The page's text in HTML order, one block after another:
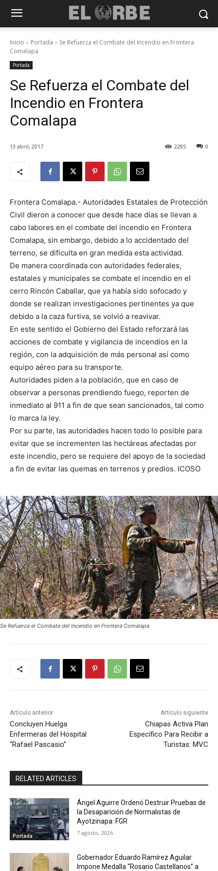
Inicio Portada
Se Refuerza el Combate del Incendio en Frontera
Comalapa
Portada
Se Refuerza el Combate del
Incendio en Frontera
Comalapa
13 abril, 2017 0
2285
Frontera Comalapa.- Autoridades Estatales de Protección
Civil dieron a conocer que desde hace días se llevan a
cabo labores en el combate del incendio en Frontera
Comalapa, sin embargo, debido a lo accidentado del
terreno, se dificulta en gran medida esta actividad.
De manera coordinada con autoridades federales,
estatales y municipales se combate el incendio en el
cerro Rincón Caballar, que ya había sido sofocado y
donde se realizan investigaciones pertinentes ya que
debido a la caza furtiva, se volvió a reavivar.
En este sentido el Gobierno del Estado reforzará las
acciones de combate y vigilancia de incendios en la
región, con la adquisición de más personal así como
equipo aéreo para su transporte.
Autoridades piden a la población, que en caso de
observar a personas prendiendo fuego, reporten de
inmediato al 911 a fin de que sean sancionados, tal como
lo marca la ley.
Por su parte, las autoridades hacen todo lo posible para
evitar que se incrementen las hectáreas afectadas por
este incendio, pero se requiere del apoyo de la sociedad
a fin de evitar las quemas en terrenos y predios. ICOSO
Se Refuerza el Combate del Incendio en Frontera Comalapa
Artículo anterior
Concluyen Huelga
Enfermeras del Hospital
“Rafael Pascasio”
Artículo siguiente
Chiapas Activa Plan
Específico Para Recibir a
Turistas: MVC
RELATED ARTICLES
Portada
Ángel Aguirre Ordenó Destruir Pruebas de
la Desaparición de Normalistas de
Ayotzinapa: FGR
7 agosto, 2026
Gobernador Eduardo Ramírez Aguilar
Impone Medalla “Rosario Castellanos” a